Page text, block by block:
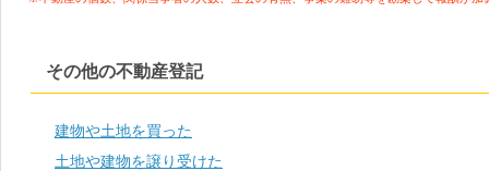
その他の不動産登記
建物や土地を買った
土地や建物を譲り受けた